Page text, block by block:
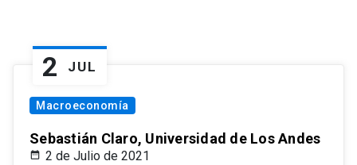
2 JUL
Macroeconomía
Sebastián Claro, Universidad de Los Andes
2 de Julio de 2021